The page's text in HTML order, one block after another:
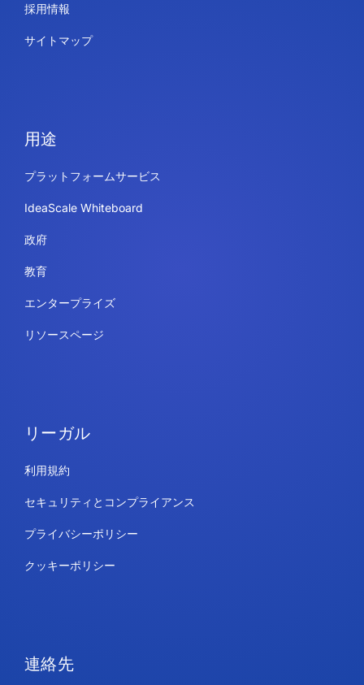
採用情報
サイトマップ
用途
プラットフォームサービス
IdeaScale Whiteboard
政府
教育
エンタープライズ
リソースページ
リーガル
利用規約
セキュリティとコンプライアンス
プライバシーポリシー
クッキーポリシー
連絡先